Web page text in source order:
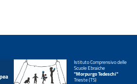
Istituto Comprensivo delle
Scuole Ebraiche
"Morpurgo Tedeschi"
Trieste (TS)